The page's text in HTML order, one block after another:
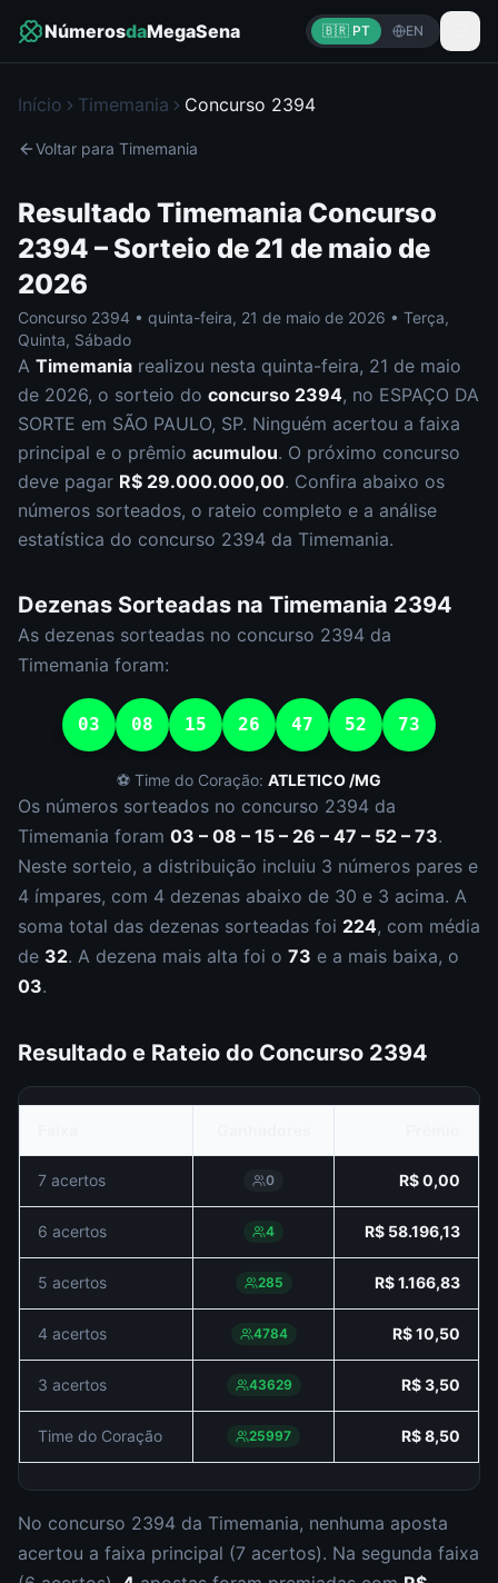
NúmerosdaMegaSena 🇧🇷 PT EN
Início Timemania Concurso 2394
Voltar para Timemania
Resultado Timemania Concurso
2394 – Sorteio de 21 de maio de
2026
Concurso 2394 • quinta-feira, 21 de maio de 2026 • Terça,
Quinta, Sábado
A Timemania realizou nesta quinta-feira, 21 de maio
de 2026, o sorteio do concurso 2394, no ESPAÇO DA
SORTE em SÃO PAULO, SP. Ninguém acertou a faixa
principal e o prêmio acumulou. O próximo concurso
deve pagar R$ 29.000.000,00. Confira abaixo os
números sorteados, o rateio completo e a análise
estatística do concurso 2394 da Timemania.
Dezenas Sorteadas na Timemania 2394
As dezenas sorteadas no concurso 2394 da
Timemania foram:
03 08 15 26 47 52 73
⚽ Time do Coração: ATLETICO /MG
Os números sorteados no concurso 2394 da
Timemania foram 03 – 08 – 15 – 26 – 47 – 52 – 73.
Neste sorteio, a distribuição incluiu 3 números pares e
4 ímpares, com 4 dezenas abaixo de 30 e 3 acima. A
soma total das dezenas sorteadas foi 224, com média
de 32. A dezena mais alta foi o 73 e a mais baixa, o
03.
Resultado e Rateio do Concurso 2394
7 acertos 0 R$ 0,00
6 acertos 4 R$ 58.196,13
5 acertos 285 R$ 1.166,83
4 acertos 4784 R$ 10,50
3 acertos 43629 R$ 3,50
Time do Coração 25997 R$ 8,50
No concurso 2394 da Timemania, nenhuma aposta
acertou a faixa principal (7 acertos). Na segunda faixa